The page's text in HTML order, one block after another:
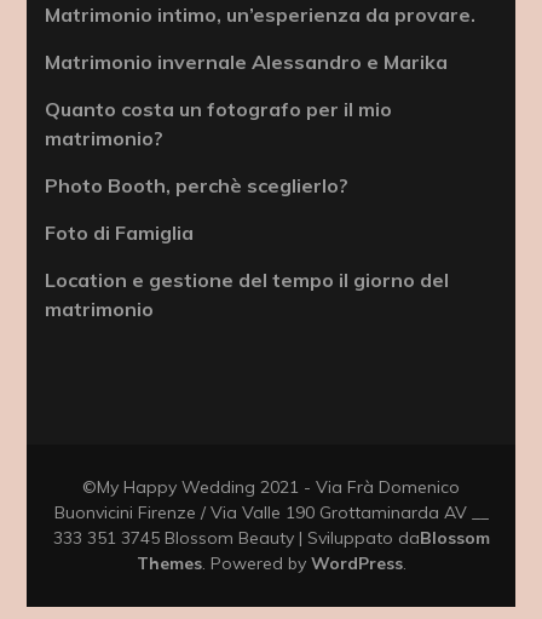
Matrimonio intimo, un’esperienza da provare.
Matrimonio invernale Alessandro e Marika
Quanto costa un fotografo per il mio
matrimonio?
Photo Booth, perchè sceglierlo?
Foto di Famiglia
Location e gestione del tempo il giorno del
matrimonio
©My Happy Wedding 2021 - Via Frà Domenico
Buonvicini Firenze / Via Valle 190 Grottaminarda AV __
333 351 3745 Blossom Beauty | Sviluppato daBlossom
Themes. Powered by WordPress.